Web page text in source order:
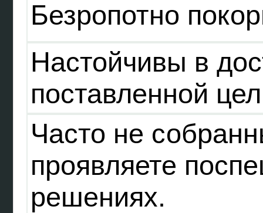
Безропотно
Настойчивы в
поставленной
Часто не
проявляете
решениях.